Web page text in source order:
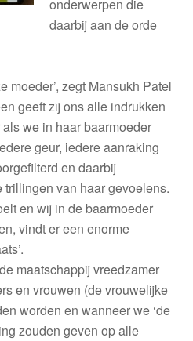
onderwerpen die
daarbij aan de orde
moeder’, zegt Mansukh Patel
geeft zij ons alle indrukken
we in haar baarmoeder
geur, iedere aanraking
en daarbij
van haar gevoelens.
en wij in de baarmoeder
vindt er een enorme
maatschappij vreedzamer
en vrouwen (de vrouwelijke
worden en wanneer we ‘de
zouden geven op alle